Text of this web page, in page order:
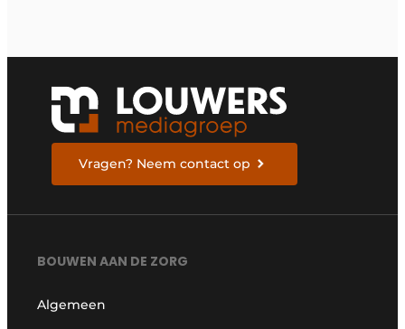
Vragen? Neem contact op
BOUWEN AAN DE ZORG
Algemeen